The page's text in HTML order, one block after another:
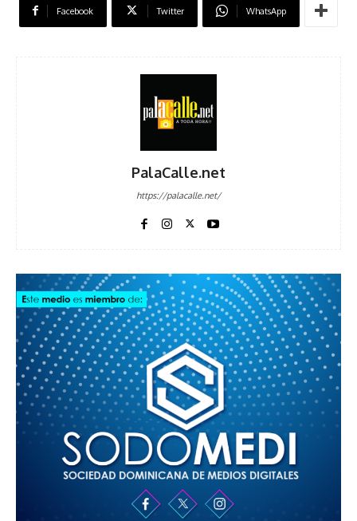
Facebook Twitter WhatsApp
PalaCalle.net
https://palacalle.net/